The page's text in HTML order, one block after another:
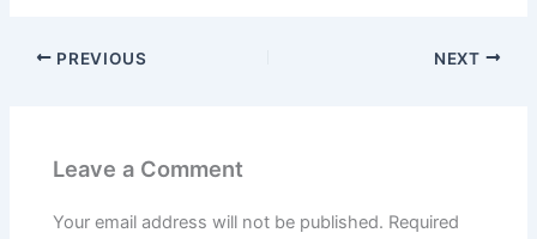
PREVIOUS NEXT
Leave a Comment
Your email address will not be published. Required